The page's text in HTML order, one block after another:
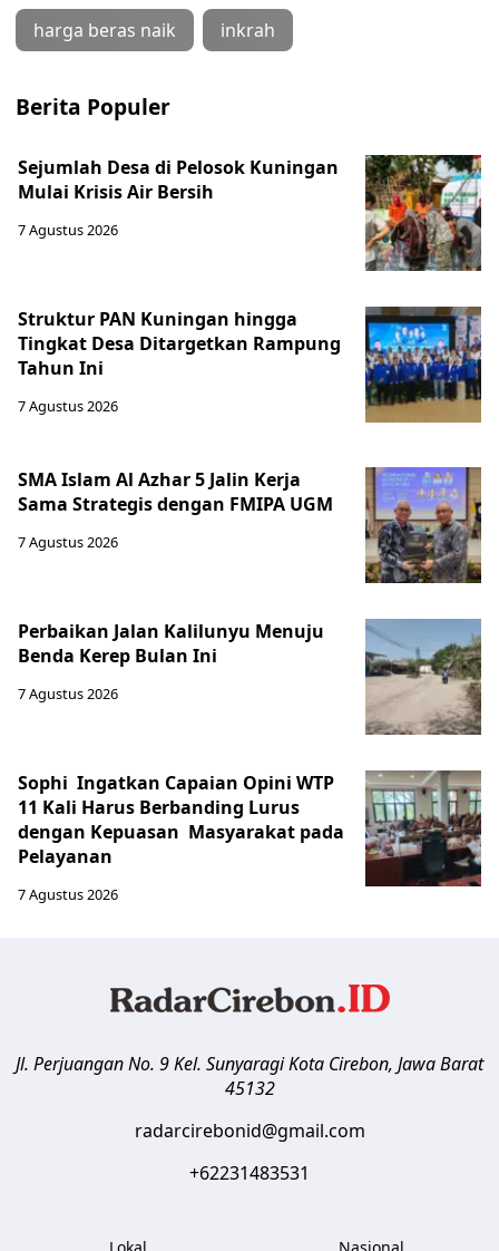
harga beras naik inkrah
Berita Populer
Sejumlah Desa di Pelosok Kuningan
Mulai Krisis Air Bersih
7 Agustus 2026
Struktur PAN Kuningan hingga
Tingkat Desa Ditargetkan Rampung
Tahun Ini
7 Agustus 2026
SMA Islam Al Azhar 5 Jalin Kerja
Sama Strategis dengan FMIPA UGM
7 Agustus 2026
Perbaikan Jalan Kalilunyu Menuju
Benda Kerep Bulan Ini
7 Agustus 2026
Sophi Ingatkan Capaian Opini WTP
11 Kali Harus Berbanding Lurus
dengan Kepuasan Masyarakat pada
Pelayanan
7 Agustus 2026
Jl. Perjuangan No. 9 Kel. SunyaragiKota Cirebon, Jawa Barat
45132
radarcirebonid@gmail.com
+62231483531